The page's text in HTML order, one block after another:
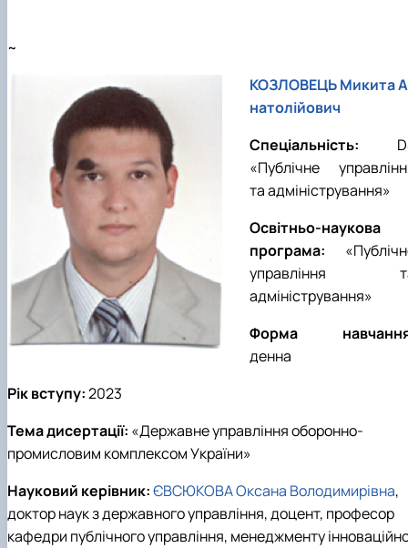
~
КОЗЛОВЕЦЬ Микита А
натолійович
Спеціальність: D
«Публічне
та адміністрування»
Освітньо-наукова
програма: «
управління
адміністрування»
Форма
денна
Рік вступу:2023
Тема дисертації: «Державне управління оборонно-
промисловим комплексом України»
Науковий керівник:ЄВСЮКОВА Оксана Володимирівна,
доктор наук з державного управління, доцент, професор
кафедри публічного управління, менеджменту